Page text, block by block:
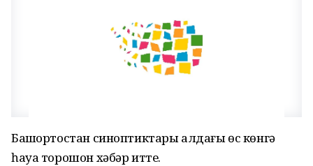
Башҡортостан синоптиктары алдағы өс көнгә
һауа торошон хәбәр итте.